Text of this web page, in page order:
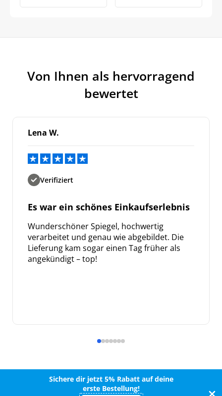
Von Ihnen als hervorragend
bewertet
Lena W.
Verifiziert
Es war ein schönes Einkaufserlebnis
Wunderschöner Spiegel, hochwertig
verarbeitet und genau wie abgebildet. Die
Lieferung kam sogar einen Tag früher als
angekündigt – top!
Sichere dir jetzt 5% Rabatt auf deine
erste Bestellung!